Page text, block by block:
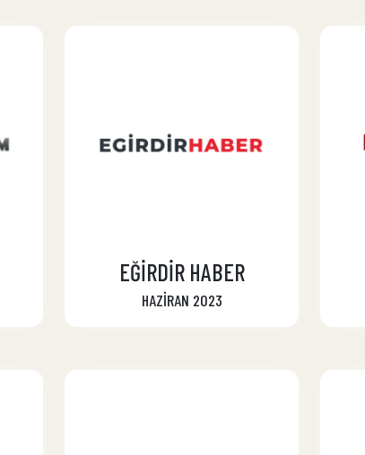
EĞİRDİR HABER
HAZİRAN 2023